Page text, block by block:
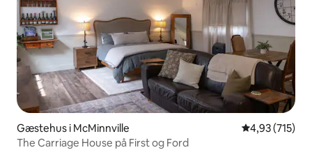
Gæstehus i McMinnville 4,93 ud af 5 i
4,93 (715)
The Carriage House på First og Ford